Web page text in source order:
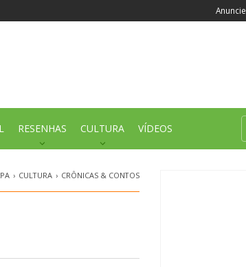
Anuncie
RESENHAS CULTURA VÍDEOS
› CULTURA › CRÔNICAS & CONTOS